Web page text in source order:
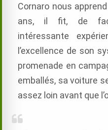
Cornaro nous
ans, il fit, de
intéressante
l’excellence de son
promenade en
emballés, sa voiture
assez loin avant que